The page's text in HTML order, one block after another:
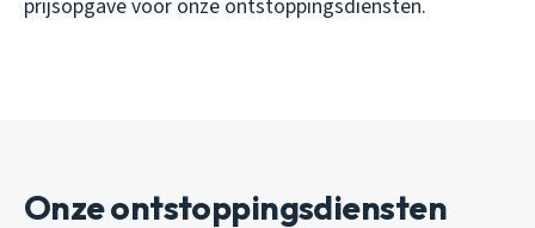
prijsopgave voor onze ontstoppingsdiensten.
Onze ontstoppingsdiensten